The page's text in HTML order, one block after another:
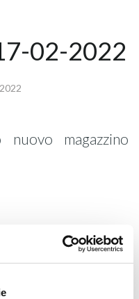
02-2022
nuovo magazzino